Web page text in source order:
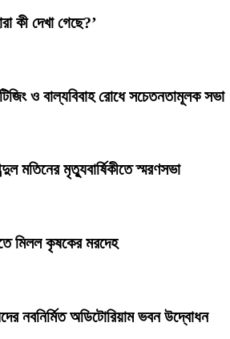
কী দেখা গেছে?’
ও বাল্যবিবাহ রোধে সচেতনতামূলক সভা
মতিনের মৃত্যুবার্ষিকীতে স্মরণসভা
মিলল কৃষকের মরদেহ
নবনির্মিত অডিটোরিয়াম ভবন উদ্বোধন